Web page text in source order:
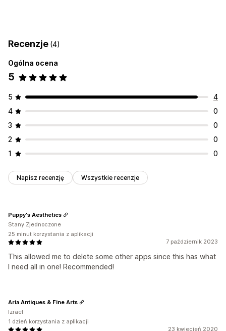
Język i tłumaczenie
Recenzje (4)
Ogólna ocena
5
5
4
4
0
3
0
2
0
1
0
Napisz recenzję Wszystkie recenzje
7 październik 2023
This allowed me to delete some other apps since this has what
I need all in one! Recommended!
Puppy's Aesthetics
Stany Zjednoczone
25 minut korzystania z aplikacji
23 kwiecień 2020
Aria Antiques & Fine Arts
Izrael
1 dzień korzystania z aplikacji